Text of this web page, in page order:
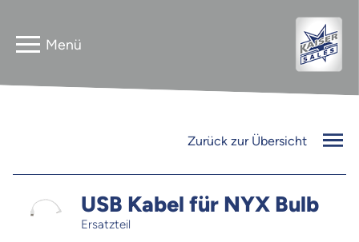
Gebrauchtverkauf
Vermieter
Zurück zur Übersicht
USB Kabel für NYX Bulb
Ersatzteil